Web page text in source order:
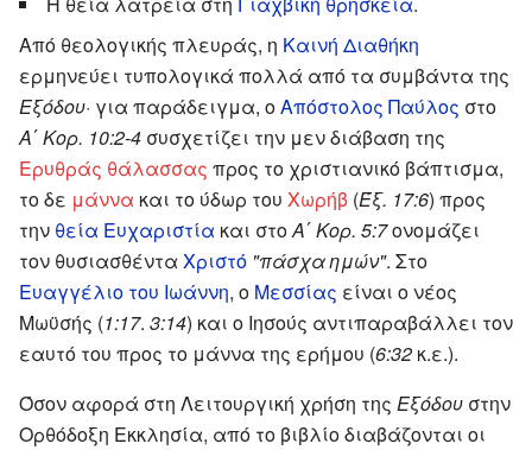
Από θεολογικής πλευράς, η Καινή Διαθήκη
ερμηνεύει τυπολογικά πολλά από τα συμβάντα της
Εξόδου· για παράδειγμα, οΑπόστολος Παύλος στο
Α΄ Κορ. 10:2-4 συσχετίζει την μεν διάβαση της
Ερυθράς θάλασσας προς το χριστιανικό βάπτισμα,
το δε μάννα και το ύδωρ του Χωρήβ (Έξ. 17:6) προς
την θεία Ευχαριστία και στοΑ΄ Κορ. 5:7ονομάζει
τον θυσιασθέντα Χριστό "πάσχα ημών". Στο
Ευαγγέλιο του Ιωάννη, ο Μεσσίας είναι ο νέος
Μωϋσής (1:17. 3:14) και ο Ιησούς αντιπαραβάλλει τον
εαυτό του προς το μάννα της ερήμου (6:32 κ.ε.).
Όσον αφορά στη Λειτουργική χρήση της Εξόδου στην
Ορθόδοξη Εκκλησία, από το βιβλίο διαβάζονται οι